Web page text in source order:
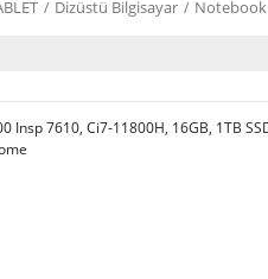
Dizüstü Bilgisayar Notebook